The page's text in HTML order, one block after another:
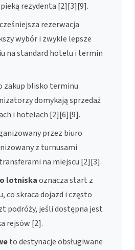
rezydenta [2][3][9].
rezerwacja
wybór i zwykle lepsze
na standard hotelu i termin
zakup blisko terminu
domykają sprzedaż
i hotelach [2][6][9].
przez biuro
z turnusami
na miejscu [2][3].
lotniskaoznacza start z
co skraca dojazd i często
podróży, jeśli dostępna jest
rejsów [2].
to destynacje obsługiwane